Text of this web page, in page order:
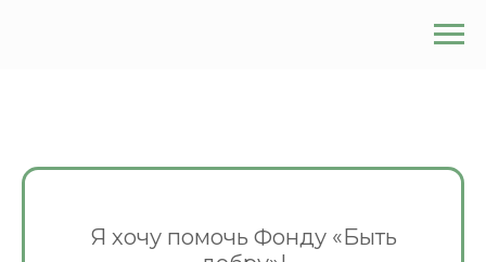
Я хочу помочь Фонду «Быть